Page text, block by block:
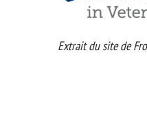
Extrait du site de